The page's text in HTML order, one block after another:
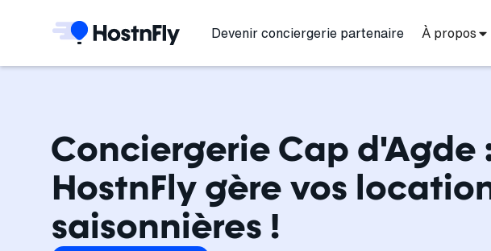
Devenir conciergerie partenaire À propos
Conciergerie Cap d'Agde
HostnFly gère vos
saisonnières !